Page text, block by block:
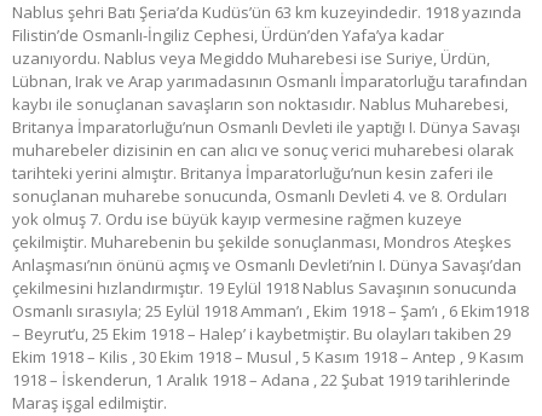
Nablus şehri Batı Şeria’da Kudüs’ün 63 km kuzeyindedir. 1918 yazında
Filistin’de Osmanlı-İngiliz Cephesi, Ürdün’den Yafa’ya kadar
uzanıyordu. Nablus veya Megiddo Muharebesi ise Suriye, Ürdün,
Lübnan, Irak ve Arap yarımadasının Osmanlı İmparatorluğu tarafından
kaybı ile sonuçlanan savaşların son noktasıdır. Nablus Muharebesi,
Britanya İmparatorluğu’nun Osmanlı Devleti ile yaptığı I. Dünya Savaşı
muharebeler dizisinin en can alıcı ve sonuç verici muharebesi olarak
tarihteki yerini almıştır. Britanya İmparatorluğu’nun kesin zaferi ile
sonuçlanan muharebe sonucunda, Osmanlı Devleti 4. ve 8. Orduları
yok olmuş 7. Ordu ise büyük kayıp vermesine rağmen kuzeye
çekilmiştir. Muharebenin bu şekilde sonuçlanması, Mondros Ateşkes
Anlaşması’nın önünü açmış ve Osmanlı Devleti’nin I. Dünya Savaşı’dan
çekilmesini hızlandırmıştır. 19 Eylül 1918 Nablus Savaşının sonucunda
Osmanlı sırasıyla; 25 Eylül 1918 Amman’ı , Ekim 1918 – Şam’ı , 6 Ekim1918
– Beyrut’u, 25 Ekim 1918 – Halep’ i kaybetmiştir. Bu olayları takiben 29
Ekim 1918 – Kilis , 30 Ekim 1918 – Musul , 5 Kasım 1918 – Antep , 9 Kasım
1918 – İskenderun, 1 Aralık 1918 – Adana , 22 Şubat 1919 tarihlerinde
Maraş işgal edilmiştir.